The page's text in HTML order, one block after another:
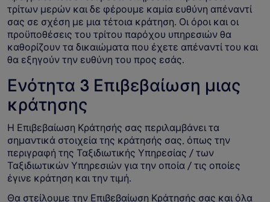
τρίτων μερών και δε φέρουμε καμία ευθύνη απέναντί
σας σε σχέση με μια τέτοια κράτηση. Οι όροι και οι
προϋποθέσεις του τρίτου παρόχου υπηρεσιών θα
καθορίζουν τα δικαιώματα που έχετε απέναντί του και
θα εξηγούν την ευθύνη του προς εσάς.
Ενότητα 3 Επιβεβαίωση μιας
κράτησης
Η Επιβεβαίωση Κράτησής σας περιλαμβάνει τα
σημαντικά στοιχεία της κράτησής σας, όπως την
περιγραφή της Ταξιδιωτικής Υπηρεσίας / των
Ταξιδιωτικών Υπηρεσιών για την οποία / τις οποίες
έγινε κράτηση και την τιμή.
Θα στείλουμε την Επιβεβαίωση Κράτησής σας και όλα